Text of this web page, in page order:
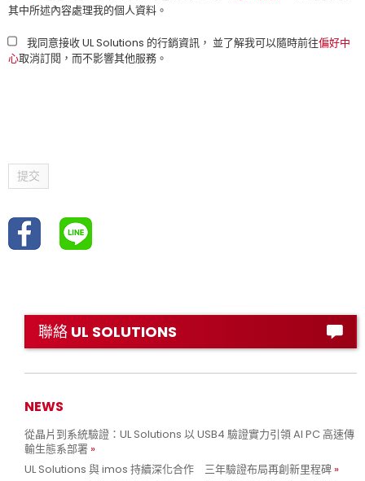
其中所述內容處理我的個人資料。
我同意接收 UL Solutions 的行銷資訊， 並了解我可以隨時前往偏好中
心取消訂閱，而不影響其他服務。
提交
聯絡 UL SOLUTIONS
NEWS
從晶片到系統驗證：UL Solutions 以 USB4 驗證實力引領 AI PC 高速傳
輸生態系部署
UL Solutions 與 imos 持續深化合作 三年驗證布局再創新里程碑